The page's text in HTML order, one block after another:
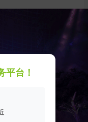
平台！